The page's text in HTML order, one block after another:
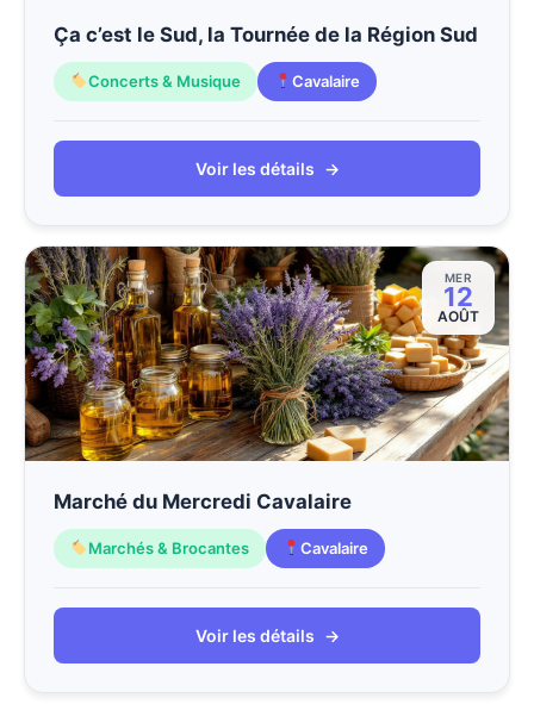
Ça c’est le Sud, la Tournée de la Région Sud
Concerts & Musique Cavalaire
Voir les détails →
MER
12
AOÛT
Marché du Mercredi Cavalaire
Marchés & Brocantes Cavalaire
Voir les détails →